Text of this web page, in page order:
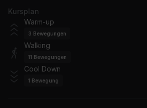
El Taxi (Spanglish Mix) (feat. Lil
Pitbull, Lil Jon, Osmani García,
Rage
Charlotte Plank
Give It To 'Em (feat. Spliff Star)
Kursplan
Warm-up
3 Bewegungen
Walking
11 Bewegungen
Cool Down
1 Bewegung